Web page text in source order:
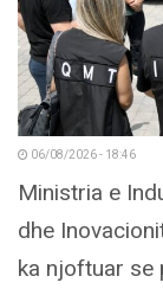
06/08/2026 - 18:46
Ministria e
dhe
ka njoftuar se